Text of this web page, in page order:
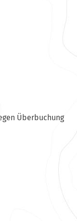
Überbuchung